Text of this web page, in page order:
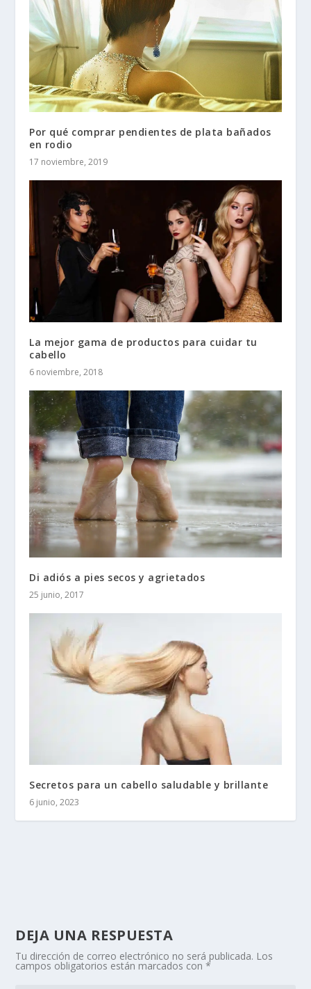
Por qué comprar pendientes de plata bañados
en rodio
17 noviembre, 2019
La mejor gama de productos para cuidar tu
cabello
6 noviembre, 2018
Di adiós a pies secos y agrietados
25 junio, 2017
Secretos para un cabello saludable y brillante
6 junio, 2023
DEJA UNA RESPUESTA
Tu dirección de correo electrónico no será publicada. Los
campos obligatorios están marcados con*